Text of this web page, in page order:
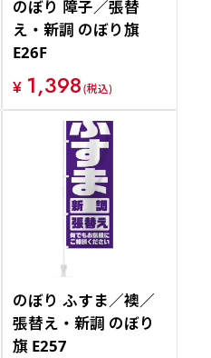
のぼり 障子／張替
え・新調 のぼり旗
E26F
¥ 1,398(税込)
のぼり ふすま／襖／
張替え・新調 のぼり
旗 E257